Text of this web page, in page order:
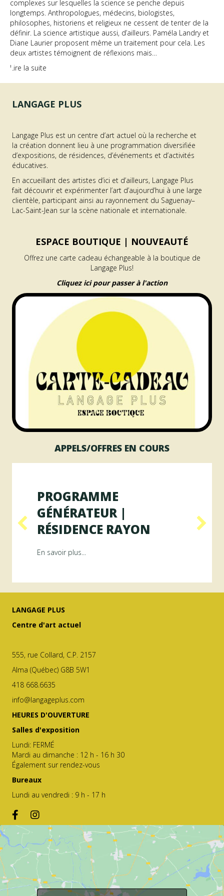
complexes sur lesquelles la science se penche depuis
longtemps. Anthropologues, médecins, biologistes,
philosophes, historiens et religieux ne cessent de tenter de la
définir. La science artistique aussi, d’ailleurs. Paméla Landry et
Diane Laurier proposent même un traitement pour cela. Les
deux artistes témoignent de réflexions mais…
Lire la suite
LANGAGE PLUS
Langage Plus est un centre d’art actuel où la recherche et
la création donnent lieu à une programmation diversifiée
d’expositions, de résidences, d’événements et d’activités
éducatives.
En accueillant des artistes d’ici et d’ailleurs, Langage Plus
fait découvrir et expérimenter l’art d’aujourd’hui à une large
clientèle, participant ainsi au rayonnement du Saguenay–
Lac-Saint-Jean sur la scène nationale et internationale.
ESPACE BOUTIQUE | NOUVEAUTÉ
Offrez une carte cadeau échangeable à la boutique de
Langage Plus!
Cliquez ici pour passer à l'action
APPELS/OFFRES EN COURS
ArAMiS
PROGRAMME
GÉNÉRATEUR |
RÉSIDENCE RAYON
En savoir plus...
LANGAGE PLUS
Centre d'art actuel
555, rue Collard, C.P. 2157
Alma (Québec) G8B 5W1
418 668.6635
info@langageplus.com
HEURES D'OUVERTURE
Salles d'exposition
Lundi: FERMÉ
Mardi au dimanche : 12 h - 16 h 30
Également sur rendez-vous
Bureaux
Lundi au vendredi : 9 h - 17 h